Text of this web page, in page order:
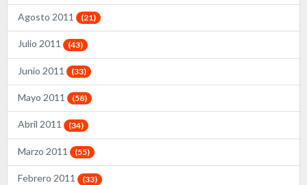
Agosto 2011 (21)
Julio 2011 (43)
Junio 2011 (33)
Mayo 2011 (58)
Abril 2011 (34)
Marzo 2011 (55)
Febrero 2011 (33)